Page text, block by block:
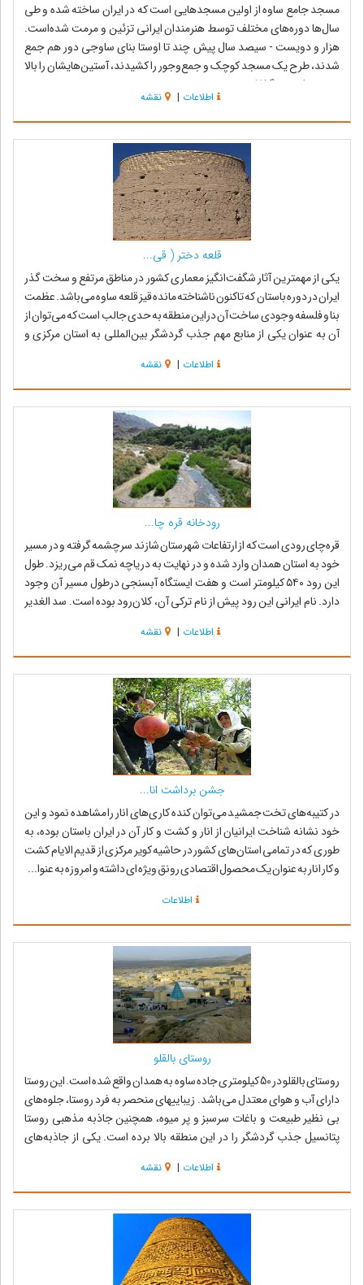
مسجد جامع ساوه از اولین مسجد‌هایی است که در ایران ساخته شده و طی
سال‌ها دوره‌های مختلف توسط هنرمندان ایرانی تزئین و مرمت شده‌است.
هزار و دویست - سیصد سال پیش چند تا اوستا بنای ساوجی دور هم جمع
شدند، طرح یک مسجد کوچک و جمع‌وجور را کشیدند، آستین‌هایشان را بالا
زدند و با کنار هم گذاشتن خش...
اطلاعات | نقشه
قلعه دختر ( قی...
یکی از مهمترین آثار شگفت‌انگیز معماری کشور در مناطق مرتفع و سخت گذر
ایران در دوره باستان که تاکنون ناشناخته مانده قیز قلعه ساوه می‌باشد. عظمت
بنا و فلسفه وجودی ساخت آن دراین منطقه به حدی جالب است که می‌توان از
آن به عنوان یکی از منابع مهم جذب گردشگر بین‌المللی به استان مرکزی و
اطلاعات | نقشه
رودخانه قره چا...
قره‌چای رودی است که از ارتفاعات شهرستان شازند سرچشمه گرفته و در مسیر
خود به استان همدان وارد شده و در نهایت به دریاچه نمک قم می‌ریزد. طول
این رود ۵۴۰ کیلومتر است و هفت ایستگاه آبسنجی درطول مسیر آن وجود
دارد. نام ایرانی این رود پیش از نام ترکی آن، کلان‌رود بوده است. سد الغدیر
اطلاعات | نقشه
جشن برداشت انا...
در کتیبه‌های تخت جمشید می‌توان کنده کاری‌های انار را مشاهده نمود و این
خود نشانه شناخت ایرانیان از انار و کشت و کار آن در ایران باستان بوده، به
طوری که در تمامی استان‌های کشور در حاشیه کویر مرکزی از قدیم الایام کشت
و کار انار به عنوان یک محصول اقتصادی رونق ویژه ای داشته و امروزه به عنوا...
اطلاعات
روستای بالقلو
روستای بالقلو در 50 کیلومتری جاده ساوه به همدان واقع شده است. این روستا
دارای آب و هوای معتدل می‌باشد. زیباییهای منحصر به فرد روستا، جلوه‌های
بی نظیر طبیعت و باغات سرسبز و پر میوه، همچنین جاذبه مذهبی روستا
پتانسیل جذب گردشگر را در این منطقه بالا برده است. یکی از جاذبه‌های
اطلاعات | نقشه